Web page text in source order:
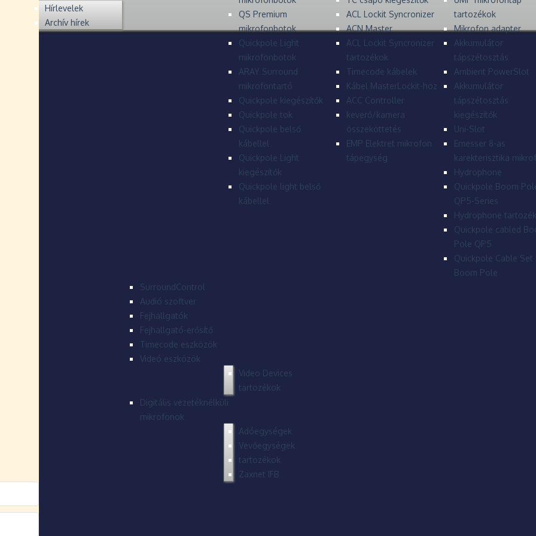
QS Premium
mikrofonbotok
Quickpole Light
mikrofonbotok
ARAY Surround
mikrofontartó
Quickpole kiegészítők
Quickpole tok
Quickpole belső
kábellel
Quickpole Light
kiegészítők
Quickpole light belső
kábellel
ACL Lockit Syncronizer
ACN Master
ACL Lockit Syncronizer
tartozékok
Timecode kábelek
Kábel MasterLockit-hoz
ACC Controller
keverő/kamera
összeköttetés
EMP Elektret mikrofon
tápegység
tartozékok
Mikrofon adapter
Akkumulátor
tápszétosztás
Ambient PowerSlot
Akkumulátor
tápszétosztás
kiegészítők
Uni-Slot
Emesser 8-as
karekterisztika
Hydrophone
Quickpole Boom
QP5-Series
Hydrophone
Quickpole cabled
Pole QP5
Quickpole Cable Set
Boom Pole
SurroundControl
Audió szoftver
Fejhallgatók
Fejhallgató-erősítő
Timecode eszközök
Videó eszközök
Video Devices
tartozékok
Digitális vezetéknélküli
mikrofonok
Adóegységek
Vevőegységek
tartozékok
Zaxnet IFB
Hírlevelek
Archív hírek